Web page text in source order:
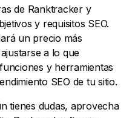
de Ranktracker y
y requisitos SEO.
un precio más
a lo que
y herramientas
SEO de tu sitio.
tienes dudas, aprovecha